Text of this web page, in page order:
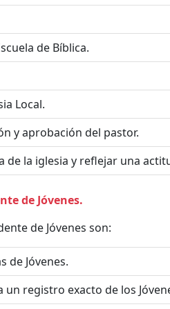
de Bíblica.
Local.
y aprobación del pastor.
la iglesia y reflejar una
de Jóvenes.
de Jóvenes son:
de Jóvenes.
un registro exacto de los